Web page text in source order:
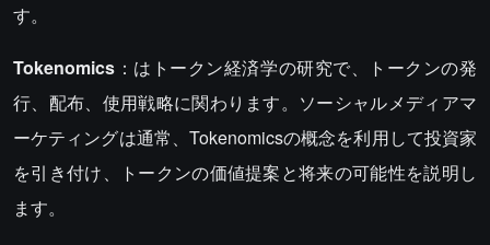
す。
Tokenomics ：はトークン経済学の研究で、トークンの発
行、配布、使用戦略に関わります。ソーシャルメディアマ
ーケティングは通常、Tokenomicsの概念を利用して投資家
を引き付け、トークンの価値提案と将来の可能性を説明し
ます。